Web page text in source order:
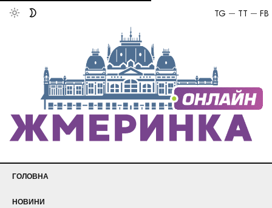
FB
TT
TG
ГОЛОВНА
НОВИНИ